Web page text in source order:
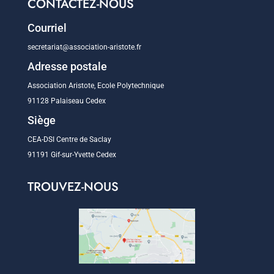
CONTACTEZ-NOUS
Courriel
secretariat@association-aristote.fr
Adresse postale
Association Aristote, Ecole Polytechnique
91128 Palaiseau Cedex
Siège
CEA-DSI Centre de Saclay
91191 Gif-sur-Yvette Cedex
TROUVEZ-NOUS